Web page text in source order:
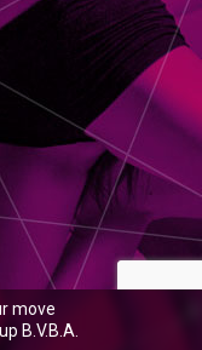
move
B.V.B.A.